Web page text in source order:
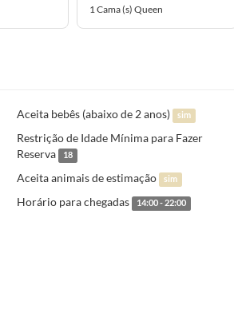
1 Cama (s) Queen
Aceita bebês (abaixo de 2 anos) sim
Restrição de Idade Mínima para Fazer
Reserva
18
Aceita animais de estimação sim
Horário para chegadas 14:00 - 22:00